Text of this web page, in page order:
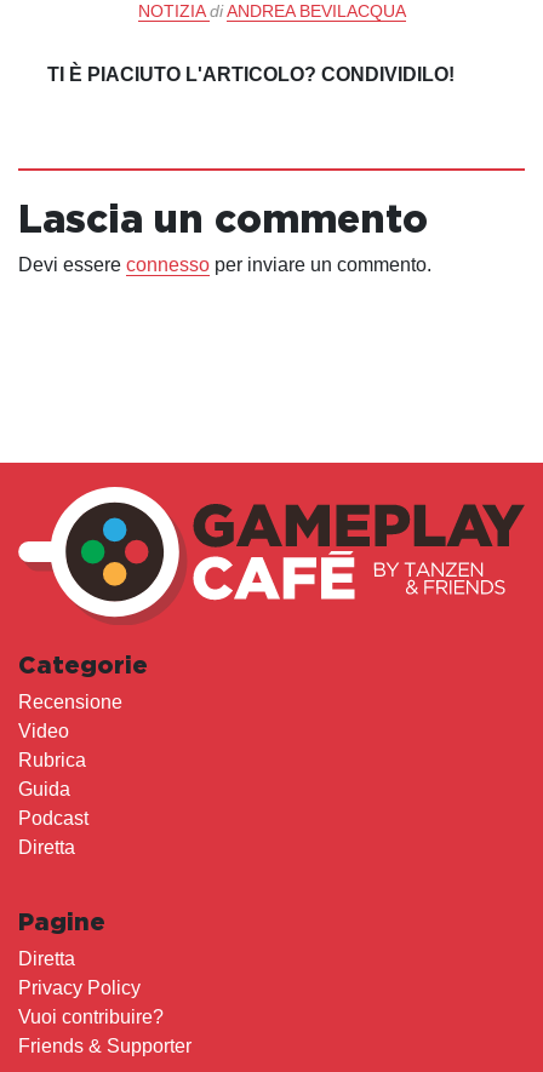
NOTIZIA di ANDREA BEVILACQUA
TI È PIACIUTO L'ARTICOLO? CONDIVIDILO!
Lascia un commento
Devi essere connesso per inviare un commento.
Categorie
Recensione
Video
Rubrica
Guida
Podcast
Diretta
Pagine
Diretta
Privacy Policy
Vuoi contribuire?
Friends & Supporter